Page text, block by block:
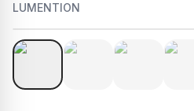
LUMENTION
Artikelnr:1228-6638-346-10